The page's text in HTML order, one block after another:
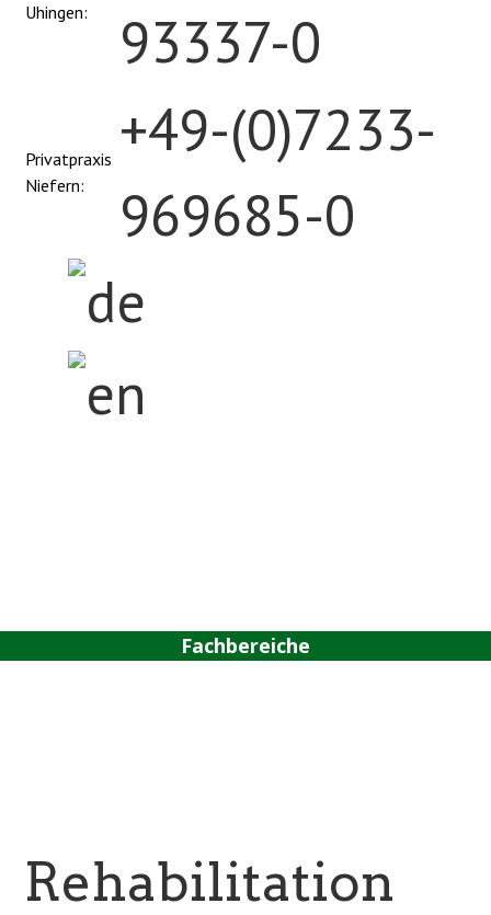
Uhingen:
93337-0
Privatpraxis
Niefern:
+49-(0)7233-
969685-0
Fachbereiche
Rehabilitation